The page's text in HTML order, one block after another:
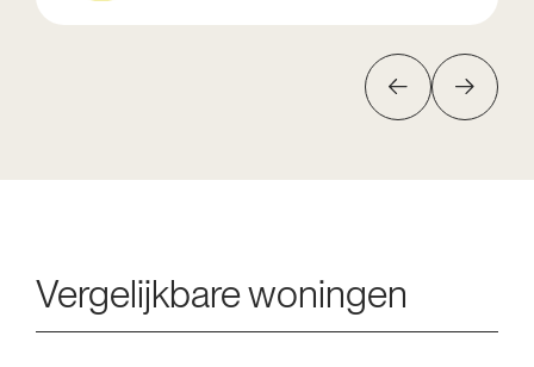
Vergelijkbare woningen